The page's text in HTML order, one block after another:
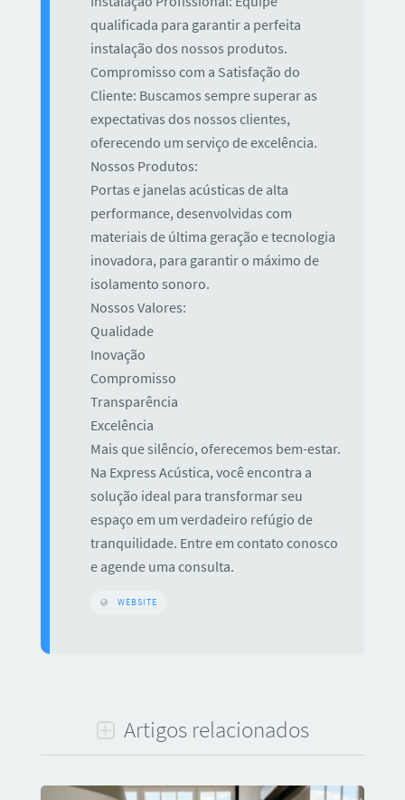
qualificada para garantir a perfeita
instalação dos nossos produtos.
Compromisso com a Satisfação do
Cliente: Buscamos sempre superar as
expectativas dos nossos clientes,
oferecendo um serviço de excelência.
Nossos Produtos:
Portas e janelas acústicas de alta
performance, desenvolvidas com
materiais de última geração e tecnologia
inovadora, para garantir o máximo de
isolamento sonoro.
Nossos Valores:
Qualidade
Inovação
Compromisso
Transparência
Excelência
Mais que silêncio, oferecemos bem-estar.
Na Express Acústica, você encontra a
solução ideal para transformar seu
espaço em um verdadeiro refúgio de
tranquilidade. Entre em contato conosco
e agende uma consulta.
WEBSITE
Artigos relacionados